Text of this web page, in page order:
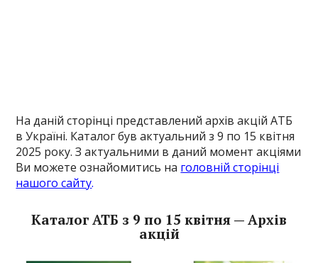
На даній сторінці представлений архів акцій АТБ
в Україні. Каталог був актуальний з 9 по 15 квітня
2025 року. З актуальними в даний момент акціями
Ви можете ознайомитись на головній сторінці
нашого сайту.
Каталог АТБ з 9 по 15 квітня — Архів
акцій